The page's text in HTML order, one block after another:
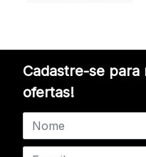
Cadastre-se
ofertas!